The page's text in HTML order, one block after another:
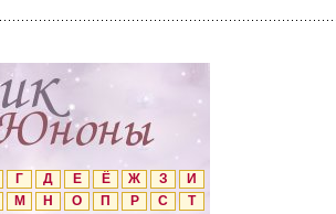
Г Д Е Ё Ж З
И
М Н О П Р С
Т